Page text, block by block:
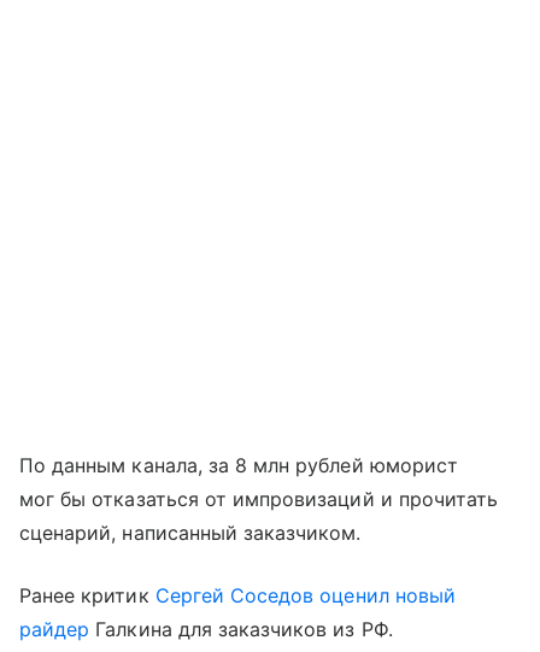
По данным канала, за 8 млн рублей юморист
мог бы отказаться от импровизаций и прочитать
сценарий, написанный заказчиком.
Ранее критик Сергей Соседов оценил новый
райдер Галкина для заказчиков из РФ.